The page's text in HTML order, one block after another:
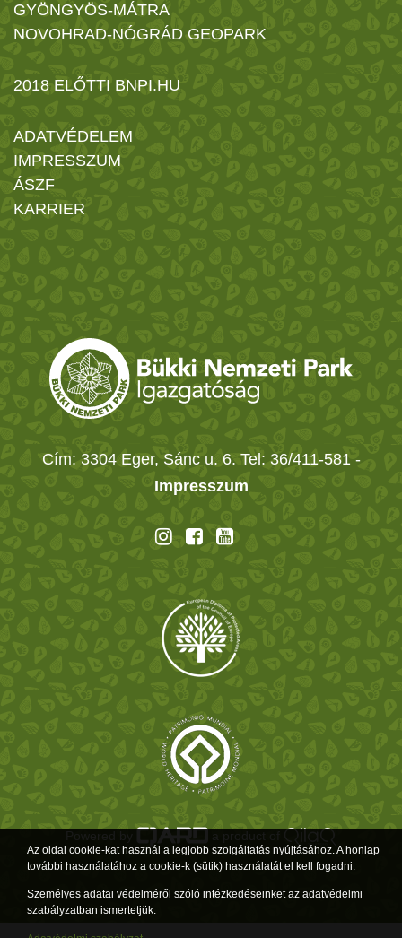
GYÖNGYÖS-MÁTRA
NOVOHRAD-NÓGRÁD GEOPARK
2018 ELŐTTI BNPI.HU
ADATVÉDELEM
IMPRESSZUM
ÁSZF
KARRIER
Cím: 3304 Eger, Sánc u. 6. Tel: 36/411-581 -
Impresszum
Az oldal cookie-kat használ a legjobb szolgáltatás nyújtásához. A honlap
további használatához a cookie-k (sütik) használatát el kell fogadni.
Személyes adatai védelméről szóló intézkedéseinket az adatvédelmi
szabályzatban ismertetjük.